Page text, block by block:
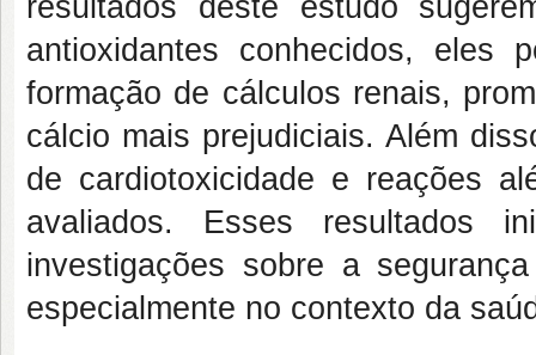
resultados deste estudo
antioxidantes conhecidos, eles
formação de cálculos renais,
cálcio mais prejudiciais. Além
de cardiotoxicidade e reações
avaliados. Esses resultados
investigações sobre a
especialmente no contexto da